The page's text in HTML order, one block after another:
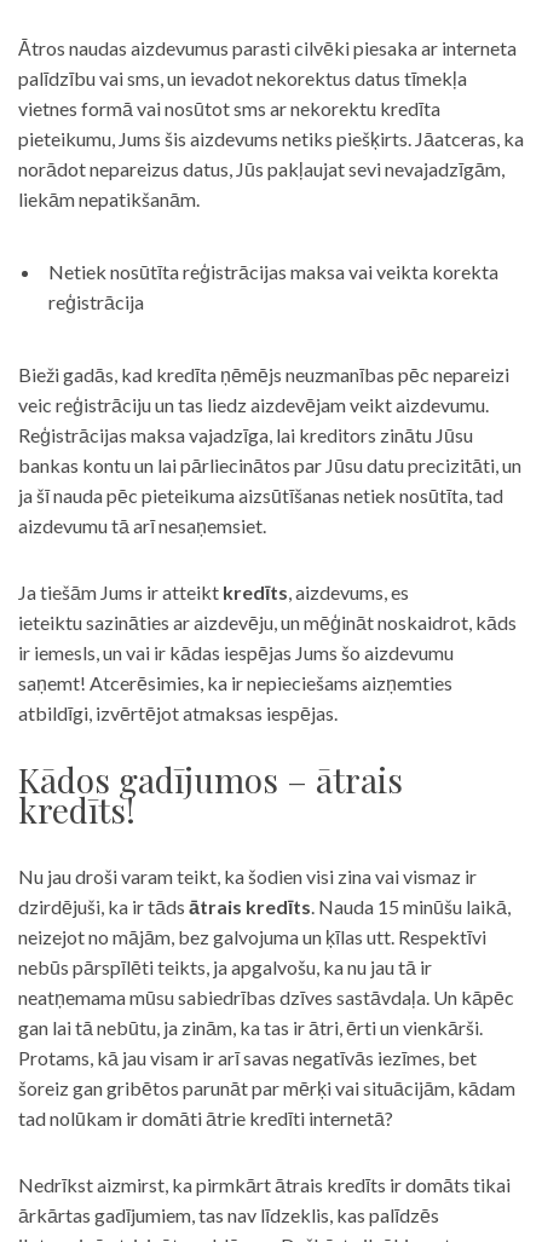
Ātros naudas aizdevumus parasti cilvēki piesaka ar interneta
palīdzību vai sms, un ievadot nekorektus datus tīmekļa
vietnes formā vai nosūtot sms ar nekorektu kredīta
pieteikumu, Jums šis aizdevums netiks piešķirts. Jāatceras, ka
norādot nepareizus datus, Jūs pakļaujat sevi nevajadzīgām,
liekām nepatikšanām.
Netiek nosūtīta reģistrācijas maksa vai veikta korekta
reģistrācija
Bieži gadās, kad kredīta ņēmējs neuzmanības pēc nepareizi
veic reģistrāciju un tas liedz aizdevējam veikt aizdevumu.
Reģistrācijas maksa vajadzīga, lai kreditors zinātu Jūsu
bankas kontu un lai pārliecinātos par Jūsu datu precizitāti, un
ja šī nauda pēc pieteikuma aizsūtīšanas netiek nosūtīta, tad
aizdevumu tā arī nesaņemsiet.
Ja tiešām Jums ir atteikt kredīts, aizdevums, es
ieteiktu sazināties ar aizdevēju, un mēģināt noskaidrot, kāds
ir iemesls, un vai ir kādas iespējas Jums šo aizdevumu
saņemt! Atcerēsimies, ka ir nepieciešams aizņemties
atbildīgi, izvērtējot atmaksas iespējas.
Kādos gadījumos – ātrais
kredīts!
Nu jau droši varam teikt, ka šodien visi zina vai vismaz ir
dzirdējuši, ka ir tāds ātrais kredīts. Nauda 15 minūšu laikā,
neizejot no mājām, bez galvojuma un ķīlas utt. Respektīvi
nebūs pārspīlēti teikts, ja apgalvošu, ka nu jau tā ir
neatņemama mūsu sabiedrības dzīves sastāvdaļa. Un kāpēc
gan lai tā nebūtu, ja zinām, ka tas ir ātri, ērti un vienkārši.
Protams, kā jau visam ir arī savas negatīvās iezīmes, bet
šoreiz gan gribētos parunāt par mērķi vai situācijām, kādam
tad nolūkam ir domāti ātrie kredīti internetā?
Nedrīkst aizmirst, ka pirmkārt ātrais kredīts ir domāts tikai
ārkārtas gadījumiem, tas nav līdzeklis, kas palīdzēs